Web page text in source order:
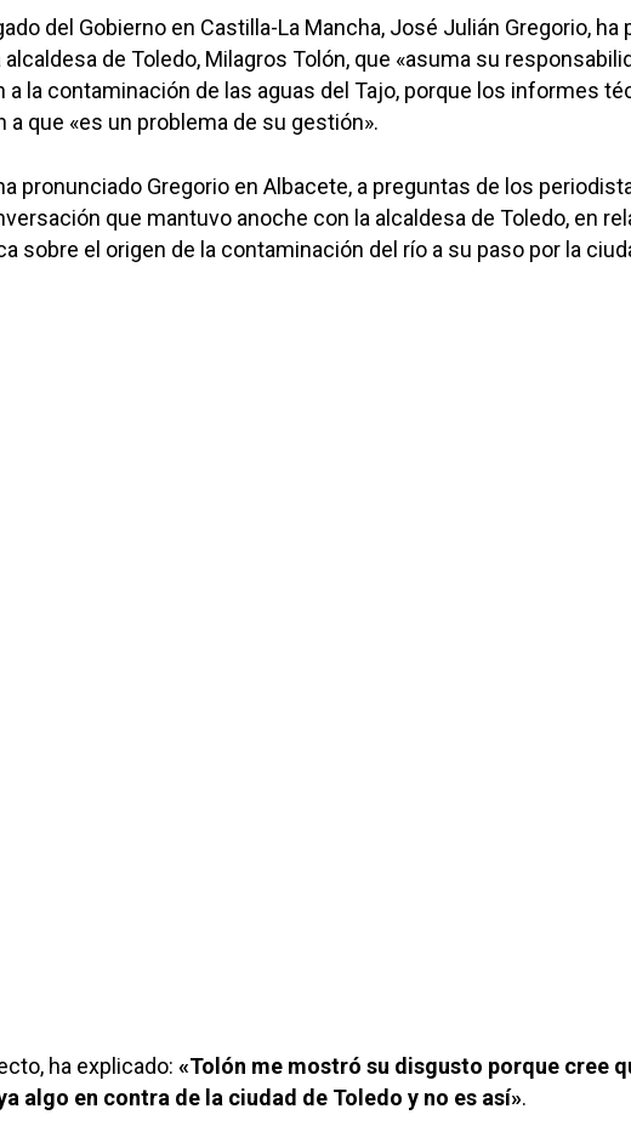
para cerrar
del Gobierno en Castilla-La Mancha, José Julián Gregorio, ha
alcaldesa de Toledo, Milagros Tolón, que «asuma su
a la contaminación de las aguas del Tajo, porque los informes
a que «es un problema de su gestión».
pronunciado Gregorio en Albacete, a preguntas de los
que mantuvo anoche con la alcaldesa de Toledo, en
sobre el origen de la contaminación del río a su paso por la
ha explicado: «Tolón me mostró su disgusto porque cree
algo en contra de la ciudad de Toledo y no es así».